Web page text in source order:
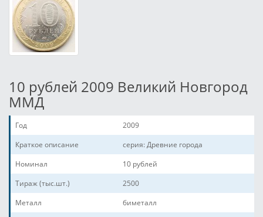
10 рублей 2009 Великий Новгород
ММД
Год
2009
Краткое описание
серия: Древние города
Номинал
10 рублей
Тираж (тыс.шт.)
2500
Металл
биметалл